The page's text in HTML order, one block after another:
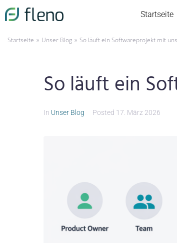
Startseite
Startseite » Unser Blog » So läuft ein Softwareprojekt mit
So läuft ein
In Unser Blog Posted 17. März 2026